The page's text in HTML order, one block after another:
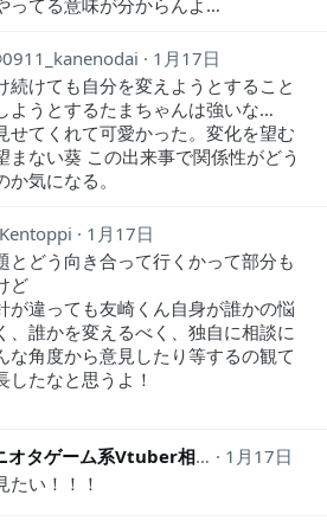
ってる意味が分からんよ…
0911_kanenodai
1月17日
続けても自分を変えようとすること
ようとするたまちゃんは強いな…
せてくれて可愛かった。変化を望む
まない葵 この出来事で関係性がどう
気になる。
1月17日
とどう向き合って行くかって部分も
ど
が違っても友崎くん自身が誰かの悩
、誰かを変えるべく、独自に相談に
な角度から意見したり等するの観て
したなと思うよ！
おんりぃ@アニオタゲーム系Vtuber相談員
1月17日
たい！！！